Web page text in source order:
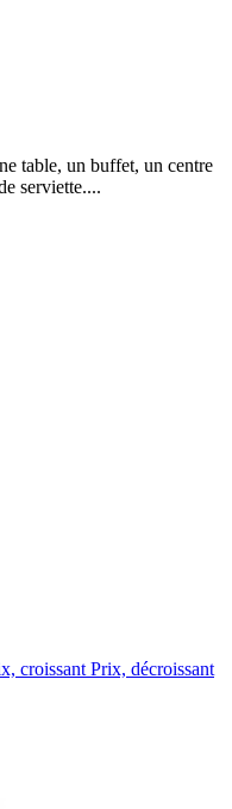
table, un buffet, un centre
serviette....
croissant Prix, décroissant